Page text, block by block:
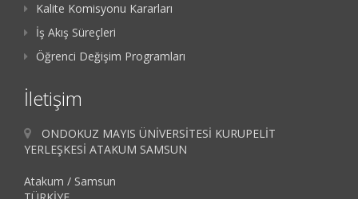
Kalite Komisyonu Kararları
İş Akış Süreçleri
Öğrenci Değişim Programları
İletişim
ONDOKUZ MAYIS ÜNİVERSİTESİ KURUPELİT
YERLEŞKESİ ATAKUM SAMSUN
Atakum / Samsun